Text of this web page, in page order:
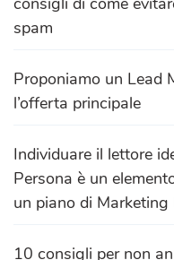
spam
Proponiamo un Lead
l’offerta principale
Individuare il lettore
Persona è un
un piano di
10 consigli per non